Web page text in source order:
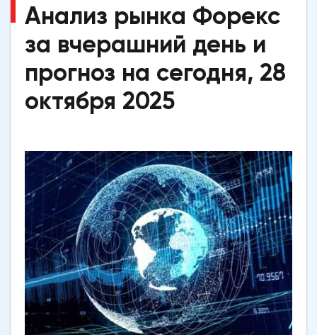
Анализ рынка Форекс
за вчерашний день и
прогноз на сегодня, 28
октября 2025